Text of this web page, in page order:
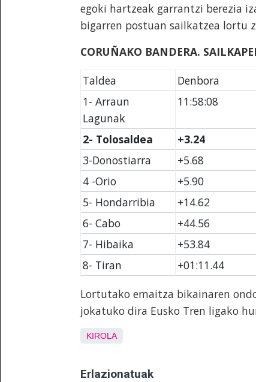
egoki hartzeak garrantzi berezia
bigarren postuan sailkatzea lortu
CORUÑAKO BANDERA.
Taldea
Denbora
1- Arraun
Lagunak
11:58:08
2- Tolosaldea +3.24
3-Donostiarra
+5.68
4 -Orio
+5.90
5- Hondarribia
+14.62
6- Cabo
+44.56
7- Hibaika
+53.84
8- Tiran
+01:11.44
Lortutako emaitza bikainaren
jokatuko dira Eusko Tren ligako
KIROLA
Erlazionatuak